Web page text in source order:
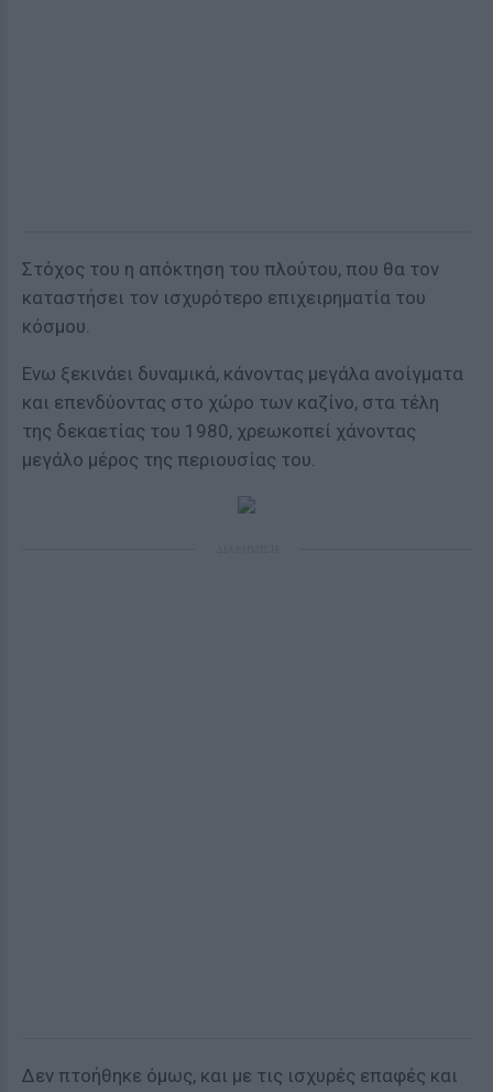
Στόχος του η απόκτηση του πλούτου, που θα τον
καταστήσει τον ισχυρότερο επιχειρηματία του
κόσμου.
Ενω ξεκινάει δυναμικά, κάνοντας μεγάλα ανοίγματα
και επενδύοντας στο χώρο των καζίνο, στα τέλη
της δεκαετίας του 1980, χρεωκοπεί χάνοντας
μεγάλο μέρος της περιουσίας του.
Δεν πτοήθηκε όμως, και με τις ισχυρές επαφές και